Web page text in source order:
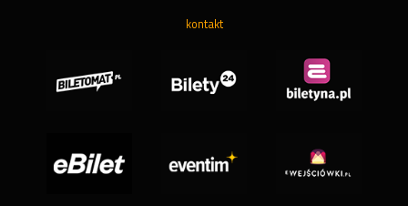
kontakt